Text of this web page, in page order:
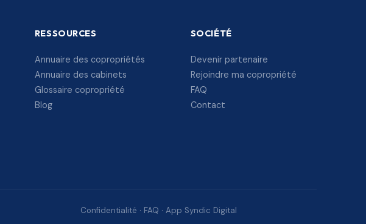
RESSOURCES
Annuaire des copropriétés
Annuaire des cabinets
Glossaire copropriété
Blog
SOCIÉTÉ
Devenir partenaire
Rejoindre ma copropriété
FAQ
Contact
Confidentialité · FAQ · App Syndic Digital